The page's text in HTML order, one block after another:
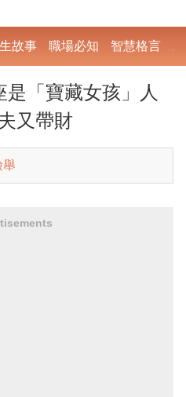
故事 職場必知 智慧格言
「寶藏女孩」人
又帶財
舉